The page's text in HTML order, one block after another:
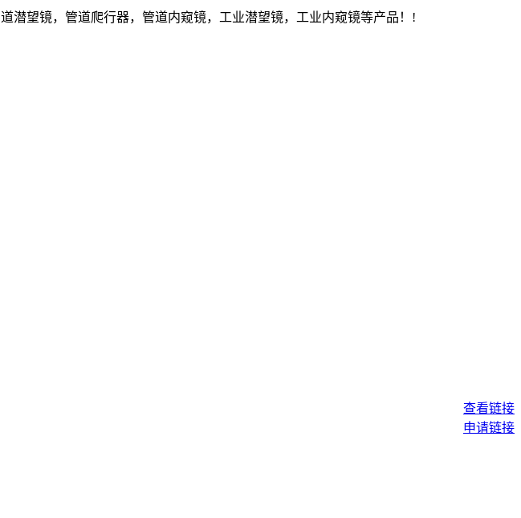
潜望镜，管道爬行器，管道内窥镜，工业潜望镜，工业内窥镜等产品！!
查看链接
申请链接